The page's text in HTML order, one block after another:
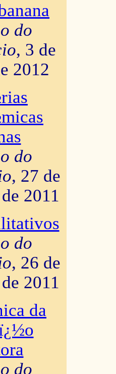
do
, 3 de
2012
do
, 27 de
2011
do
, 26 de
2011
da
do